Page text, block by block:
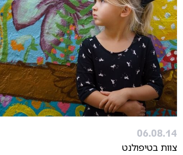
06.08.14
צוות בטיפולנט